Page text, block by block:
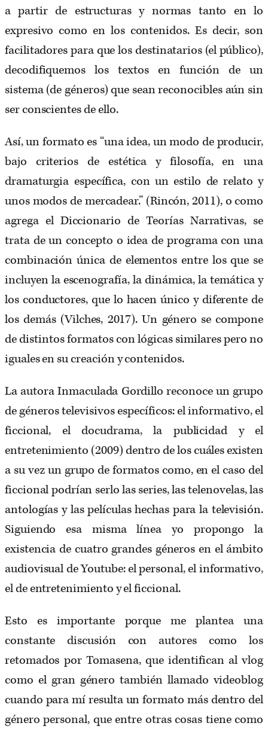
a partir de estructuras y normas tanto en lo
expresivo como en los contenidos. Es decir, son
facilitadores para que los destinatarios (el público),
decodifiquemos los textos en función de un
sistema (de géneros) que sean reconocibles aún sin
ser conscientes de ello.
Así, un formato es “una idea, un modo de producir,
bajo criterios de estética y filosofía, en una
dramaturgia específica, con un estilo de relato y
unos modos de mercadear.” (Rincón, 2011), o como
agrega el Diccionario de Teorías Narrativas, se
trata de un concepto o idea de programa con una
combinación única de elementos entre los que se
incluyen la escenografía, la dinámica, la temática y
los conductores, que lo hacen único y diferente de
los demás (Vilches, 2017). Un género se compone
de distintos formatos con lógicas similares pero no
iguales en su creación y contenidos.
La autora Inmaculada Gordillo reconoce un grupo
de géneros televisivos específicos: el informativo, el
ficcional, el docudrama, la publicidad y el
entretenimiento (2009) dentro de los cuáles existen
a su vez un grupo de formatos como, en el caso del
ficcional podrían serlo las series, las telenovelas, las
antologías y las películas hechas para la televisión.
Siguiendo esa misma línea yo propongo la
existencia de cuatro grandes géneros en el ámbito
audiovisual de Youtube: el personal, el informativo,
el de entretenimiento y el ficcional.
Esto es importante porque me plantea una
constante discusión con autores como los
retomados por Tomasena, que identifican al vlog
como el gran género también llamado videoblog
cuando para mí resulta un formato más dentro del
género personal, que entre otras cosas tiene como